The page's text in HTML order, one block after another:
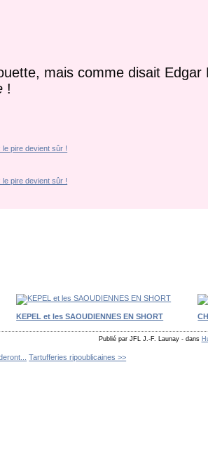
mais comme disait Edgar
!
KEPEL et les SAOUDIENNES EN SHORT
Publié par JFL J.-F. Launay -dans
Tartufferies ripoublicaines >>